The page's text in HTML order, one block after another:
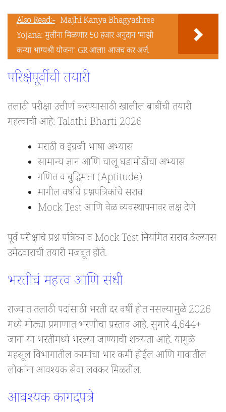
Also Read:- Majhi Kanya Bhagyashree
Yojana: मुलींना मिळणार 50 हजार अनुदान 'माझी
कन्या भाग्यश्री योजना' GR आला! आजच कर अर्ज.
परिक्षेपूर्वीची तयारी
तलाठी परीक्षा उत्तीर्ण करण्यासाठी खालील बाबींची तयारी
महत्वाची आहे: Talathi Bharti 2026
मराठी व इंग्रजी भाषा अभ्यास
सामान्य ज्ञान आणि चालू घडामोडींचा अभ्यास
गणित व बुद्धिमत्ता (Aptitude)
मागील वर्षाचे प्रश्नपत्रिकांचे सराव
Mock Test आणि वेळ व्यवस्थापनावर लक्ष देणे
पूर्व परीक्षांचे प्रश्न पत्रिका व Mock Test नियमित सराव केल्यास
उमेदवाराची तयारी मजबूत होते.
भरतीचं महत्त्व आणि संधी
राज्यात तलाठी पदांसाठी भरती दर वर्षी होत नसल्यामुळे 2026
मध्ये मोठ्या प्रमाणात भरणीचा प्रस्ताव आहे. सुमारे 4,644+
जागा या भरतीमध्ये भरल्या जाण्याची शक्यता आहे. यामुळे
महसूल विभागातील कामांचा भार कमी होईल आणि गावातील
लोकांना आवश्यक सेवा लवकर मिळतील.
आवश्यक कागदपत्रे